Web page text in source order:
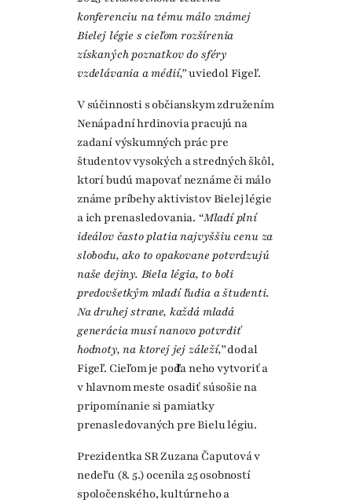
konferenciu na tému málo známej
Bielej légie s cieľom rozšírenia
získaných poznatkov do sféry
vzdelávania a médií,”uviedol Figeľ.
V súčinnosti s občianskym združením
Nenápadní hrdinovia pracujú na
zadaní výskumných prác pre
študentov vysokých a stredných škôl,
ktorí budú mapovať neznáme či málo
známe príbehy aktivistov Bielej légie
a ich prenasledovania. “Mladí plní
ideálov často platia najvyššiu cenu za
slobodu, ako to opakovane potvrdzujú
naše dejiny. Biela légia, to boli
predovšetkým mladí ľudia a študenti.
Na druhej strane, každá mladá
generácia musí nanovo potvrdiť
hodnoty, na ktorej jej záleží,”dodal
Figeľ. Cieľom je podľa neho vytvoriť a
v hlavnom meste osadiť súsošie na
pripomínanie si pamiatky
prenasledovaných pre Bielu légiu.
Prezidentka SR Zuzana Čaputová v
nedeľu (8. 5.) ocenila 25 osobností
spoločenského, kultúrneho a